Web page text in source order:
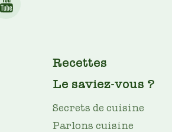
Recettes
Le saviez-vous ?
Secrets de cuisine
Parlons cuisine